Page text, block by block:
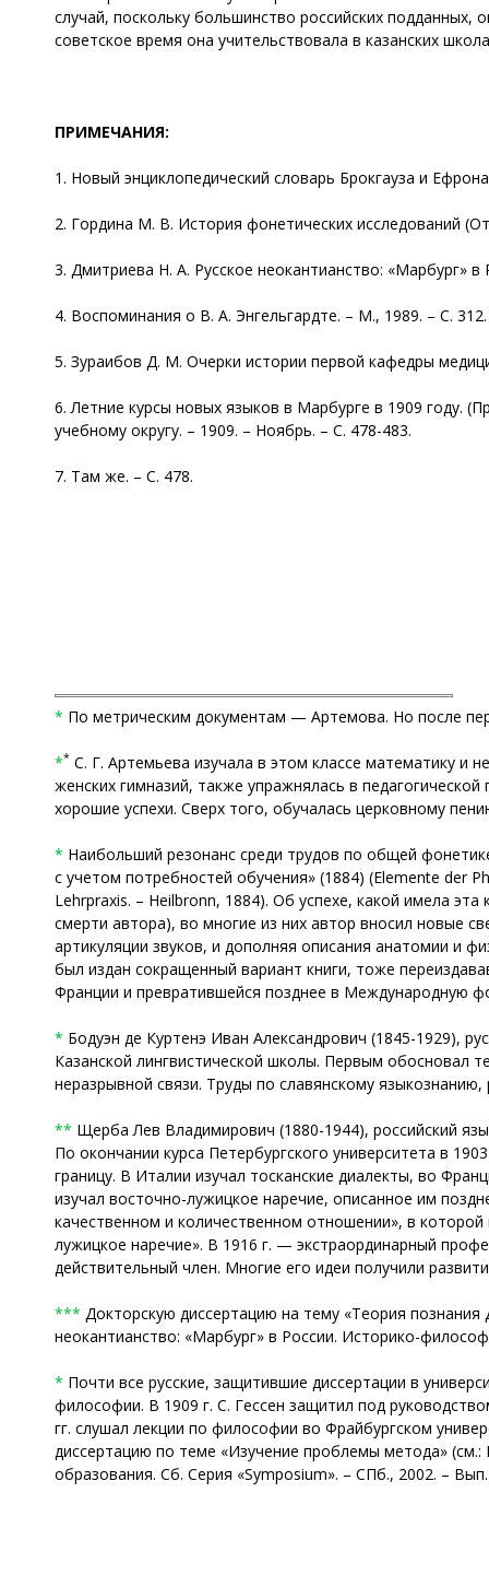
случай, поскольку большинство российских
советское время она учительствовала в казанских
ПРИМЕЧАНИЯ:
1. Новый энциклопедический словарь Брокгауза и
2. Гордина М. В. История фонетических исследований
3. Дмитриева Н. А. Русское неокантианство: «Марбург»
4. Воспоминания о В. А. Энгельгардте. – М., 1989. – С. 312.
5. Зураибов Д. М. Очерки истории первой кафедры
6. Летние курсы новых языков в Марбурге в 1909 году.
учебному округу. – 1909. – Ноябрь. – С. 478-483.
7. Там же. – С. 478.
* По метрическим документам — Артемова. Но после
** С. Г. Артемьева изучала в этом классе математику и
женских гимназий, также упражнялась в
хорошие успехи. Сверх того, обучалась церковному
* Наибольший резонанс среди трудов по общей
с учетом потребностей обучения» (1884) (Elemente der
Lehrpraxis. – Heilbronn, 1884). Об успехе, какой имела
смерти автора), во многие из них автор вносил новые
артикуляции звуков, и дополняя описания анатомии и
был издан сокращенный вариант книги, тоже
Франции и превратившейся позднее в Международную
* Бодуэн де Куртенэ Иван Александрович (1845-1929),
Казанской лингвистической школы. Первым обосновал
неразрывной связи. Труды по славянскому
** Щерба Лев Владимирович (1880-1944), российский
По окончании курса Петербургского университета в
границу. В Италии изучал тосканские диалекты, во
изучал восточно-лужицкое наречие, описанное им
качественном и количественном отношении», в
лужицкое наречие». В 1916 г. — экстраординарный
действительный член. Многие его идеи получили
*** Докторскую диссертацию на тему «Теория
неокантианство: «Марбург» в России. Историко-
* Почти все русские, защитившие диссертации в
философии. В 1909 г. С. Гессен защитил под
гг. слушал лекции по философии во Фрайбургском
диссертацию по теме «Изучение проблемы метода»
образования. Сб. Серия «Symposium». – СПб., 2002. –